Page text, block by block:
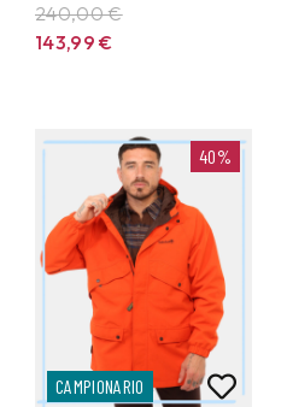
240,00 €
143,99€
40%
CAMPIONARIO